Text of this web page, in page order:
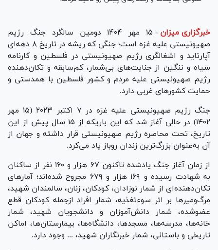
خبرگزاری میزان -
۱۵ مهر ۱۴۰۴ دومین سالگرد جنگ رژیم
صهیونیستی علیه غزه است؛ جنگی که ریشه در تاریخ ۸ دهه‌ای
آپارتاید و اشغالگری رژیم صهیونیستی در فلسطین و کارنامه‌
سیاه و ننگین از جنایت‌های بی‌شمار، کم‌سابقه و تکان‌دهنده
رژیم صهیونیستی علیه مردم و کشور فلسطین با همدستی و
حمایت کشور‌های غربی دارد.
جنگ رژیم صهیونیستی علیه غزه در ۷ اکتبر ۲۰۲۳ (۱۵ مهر
۱۴۰۲) در حالی آغاز شد که این باریکه از ۱۵ سال پیش از این
تاریخ، تحت محاصره رژیم صهیونیستی قرار داشته و جهان از
آن به‌عنوان بزرگ‌ترین زندان روباز یاد می‌کرد.
از زمان آغاز جنگ یادشده تاکنون ۶۷ هزار و ۱۶۰ نفر از ساکنان
به شهادت رسیده و ۱۶۹ هزار و ۶۷۹ مجروح شده‌اند؛ آمار‌های
تکان‌دهنده‌ای از شمار نوزادان، کودکان، زنان، سالمندان شهید،
مرگ‌ومیر‌ها بر اثر سوءتغذیه، شمار افراد ازجمله کودکان قطع
عضو‌شده، شمار دانش‌آموزان و دانشجویان شهید، شمار
خانه‌ها، مدرسه‌ها، مسجدها، دانشگاه‌ها، بیمارستان‌ها، اماکن
تاریخی و باستانی، شمار خبرنگاران شهید، ... وجود دارد.